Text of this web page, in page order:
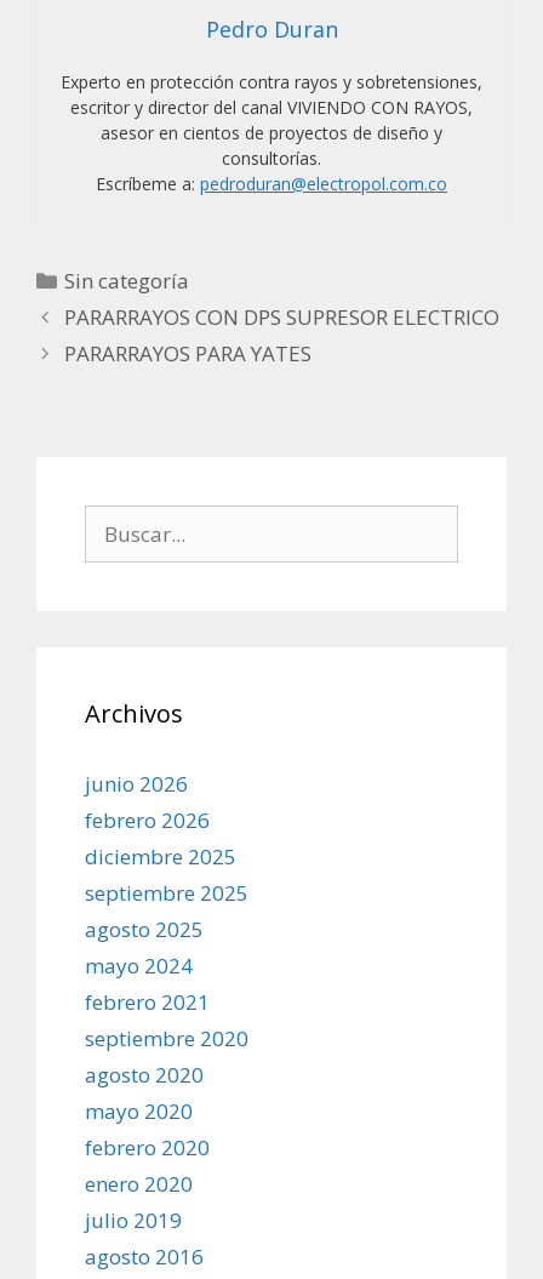
Pedro Duran
Experto en protección contra rayos y sobretensiones,
escritor y director del canal VIVIENDO CON RAYOS,
asesor en cientos de proyectos de diseño y
consultorías.
Escríbeme a: pedroduran@electropol.com.co
Categorías
Sin categoría
PARARRAYOS CON DPS SUPRESOR ELECTRICO
PARARRAYOS PARA YATES
Archivos
junio 2026
febrero 2026
diciembre 2025
septiembre 2025
agosto 2025
mayo 2024
febrero 2021
septiembre 2020
agosto 2020
mayo 2020
febrero 2020
enero 2020
julio 2019
agosto 2016